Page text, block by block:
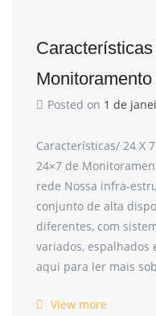
Posted on 1 de
Características/ 24 X
24×7 de
rede Nossa infra-
conjunto de alta
diferentes, com
variados, espalhados
aqui para ler mais
View more